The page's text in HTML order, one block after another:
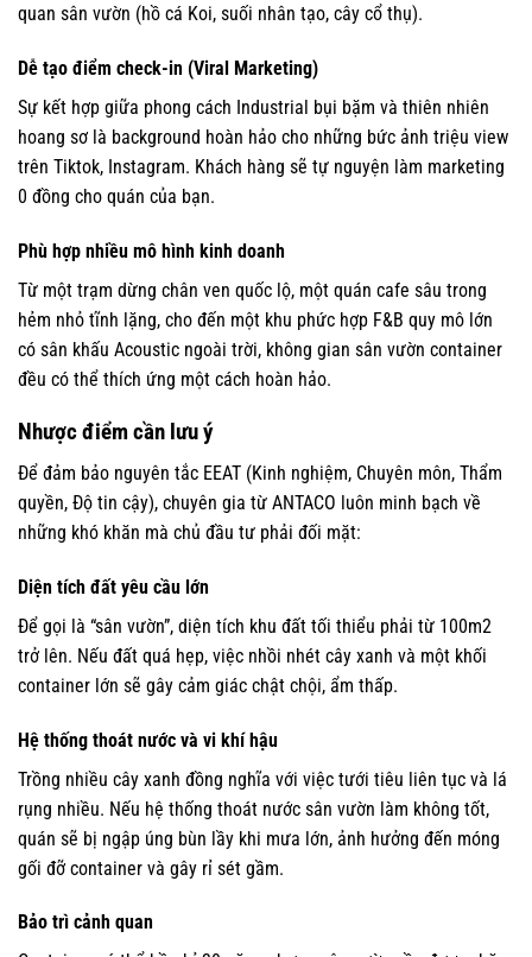
quan sân vườn (hồ cá Koi, suối nhân tạo, cây cổ thụ).
Dễ tạo điểm check-in (Viral Marketing)
Sự kết hợp giữa phong cách Industrial bụi bặm và thiên nhiên
hoang sơ là background hoàn hảo cho những bức ảnh triệu view
trên Tiktok, Instagram. Khách hàng sẽ tự nguyện làm marketing
0 đồng cho quán của bạn.
Phù hợp nhiều mô hình kinh doanh
Từ một trạm dừng chân ven quốc lộ, một quán cafe sâu trong
hẻm nhỏ tĩnh lặng, cho đến một khu phức hợp F&B quy mô lớn
có sân khấu Acoustic ngoài trời, không gian sân vườn container
đều có thể thích ứng một cách hoàn hảo.
Nhược điểm cần lưu ý
Để đảm bảo nguyên tắc EEAT (Kinh nghiệm, Chuyên môn, Thẩm
quyền, Độ tin cậy), chuyên gia từ ANTACO luôn minh bạch về
những khó khăn mà chủ đầu tư phải đối mặt:
Diện tích đất yêu cầu lớn
Để gọi là “sân vườn”, diện tích khu đất tối thiểu phải từ 100m2
trở lên. Nếu đất quá hẹp, việc nhồi nhét cây xanh và một khối
container lớn sẽ gây cảm giác chật chội, ẩm thấp.
Hệ thống thoát nước và vi khí hậu
Trồng nhiều cây xanh đồng nghĩa với việc tưới tiêu liên tục và lá
rụng nhiều. Nếu hệ thống thoát nước sân vườn làm không tốt,
quán sẽ bị ngập úng bùn lầy khi mưa lớn, ảnh hưởng đến móng
gối đỡ container và gây rỉ sét gầm.
Bảo trì cảnh quan